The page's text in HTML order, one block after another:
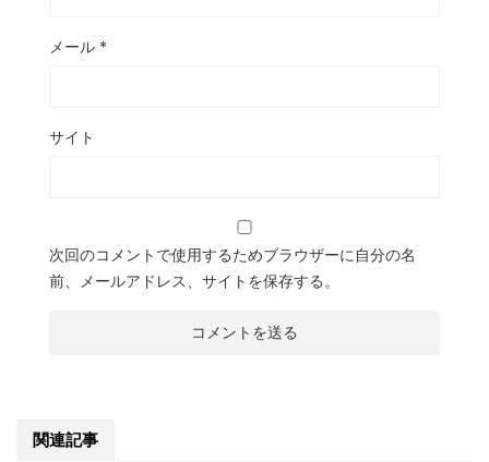
メール *
サイト
次回のコメントで使用するためブラウザーに自分の名
前、メールアドレス、サイトを保存する。
関連記事